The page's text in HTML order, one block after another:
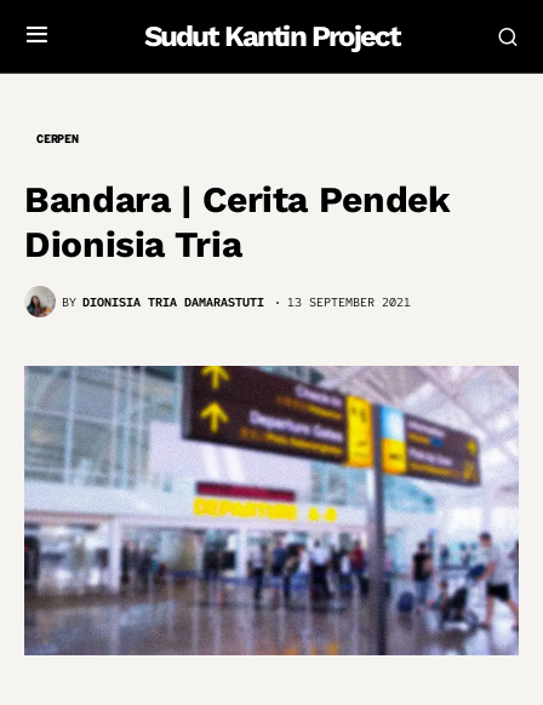
Sudut Kantin Project
CERPEN
Bandara | Cerita Pendek
Dionisia Tria
BY DIONISIA TRIA DAMARASTUTI 13 SEPTEMBER 2021